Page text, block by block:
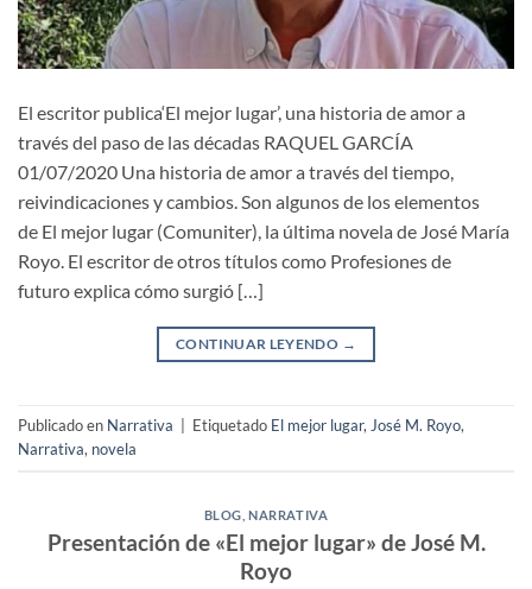
El escritor publica‘El mejor lugar’, una historia de amor a
través del paso de las décadas RAQUEL GARCÍA
01/07/2020 Una historia de amor a través del tiempo,
reivindicaciones y cambios. Son algunos de los elementos
de El mejor lugar (Comuniter), la última novela de José María
Royo. El escritor de otros títulos como Profesiones de
futuro explica cómo surgió […]
CONTINUAR LEYENDO →
Publicado en Narrativa Etiquetado El mejor lugar,José M. Royo,
Narrativa, novela
BLOG ,NARRATIVA
Presentación de «El mejor lugar» de José M.
Royo